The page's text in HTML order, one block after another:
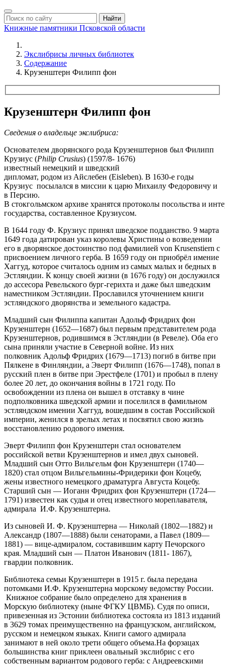
Найти
Книжные памятники Псковской области
Экслибрисы личных библиотек
Содержание
Крузенштерн Филипп фон
Крузенштерн Филипп фон
Сведения о владельце экслибриса:
Основателем дворянского рода Крузенштернов был Филипп
Крузиус (Philip Crusius) (1597/8- 1676)
известный немецкий и шведский
дипломат, родом из Айслебен (Eisleben). В 1630-е годы
Крузиус посылался в миссии к царю Михаилу Федоровичу и
в Персию.
В стокгольмском архиве хранятся протоколы посольства и
государства, составленное Крузиусом.
В 1644 году Ф. Крузиус принял шведское подданство. 9 марта
1649 года датирован указ королевы Христины о возведении
его в дворянское достоинство под фамилией von Krusenstiern с
присвоением личного герба. В 1659 году он приобрёл имение
Хаггуд, которое считалось одним из самых малых и бедных в
Эстляндии. К концу своей жизни (в 1676 году) он дослужился
до ассесора Ревельского бург-герихта и даже был шведским
наместником Эстляндии. Прославился уточнением книги
эстляндского дворянства и земельного кадастра.
Младший сын Филиппа капитан Адольф Фридрих фон
Крузенштерн (1652—1687) был первым представителем рода
Крузенштернов, родившимся в Эстляндии (в Ревеле). Оба его
сына приняли участие в Северной войне. Из них
полковник Адольф Фридрих (1679—1713) погиб в битве при
Пялкене в Финляндии, а Эверт Филипп (1676—1748), попал в
русский плен в битве при Эрестфеле (1701) и пробыл в плену
более 20 лет, до окончания войны в 1721 году. По
освобождении из плена он вышел в отставку в чине
подполковника шведской армии и поселился в фамильном
эстляндском имении Хаггуд, вошедшим в состав Российской
империи, женился в зрелых летах и посвятил свою жизнь
восстановлению родового имения.
Эверт Филипп фон Крузенштерн стал основателем
российской ветви Крузенштернов и имел двух сыновей.
Младший сын Отто Вильгельм фон Крузенштерн (1740—
1820) стал отцом Вильгельмины-Фридерики фон Коцебу,
жены известного немецкого драматурга Августа Коцебу.
Старший сын — Иоганн Фридрих фон Крузенштерн (1724—
1791) известен как судья и отец известного мореплавателя,
адмирала И.Ф. Крузенштерна.
Из сыновей И. Ф. Крузенштерна — Николай (1802—1882) и
Александр (1807—1888) были сенаторами, а Павел (1809—
1881) — вице-адмиралом, составившим карту Печорского
края. Младший сын — Платон Иванович (1811- 1867),
гвардии полковник.
Библиотека семьи Крузенштерн в 1915 г. была передана
потомками И.Ф. Крузенштерна морскому ведомству России.
Книжное собрание было определено для хранения в
Морскую библиотеку (ныне ФГКУ ЦВМБ). Судя по описи,
привезенная из Эстонии библиотека состояла из 1813 изданий
в 3629 томах преимущественно на французском, английском,
русском и немецком языках. Книги самого адмирала
занимают в ней около трети общего объема.На форзацах
большинства книг приклеен овальный экслибрис с его
собственным вариантом родового герба: с Андреевскими